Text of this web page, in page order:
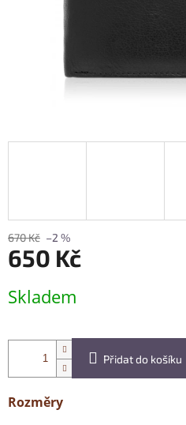
670 Kč –2 %
650 Kč
cena:
Skladem
Přidat do košíku
Rozměry